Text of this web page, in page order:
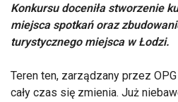
Konkursu doceniła stworzenie
miejsca spotkań oraz
turystycznego miejsca w Łodzi.
Teren ten, zarządzany przez
cały czas się zmienia. Już